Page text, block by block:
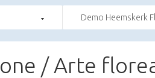
Demo Heemskerk
/ Arte